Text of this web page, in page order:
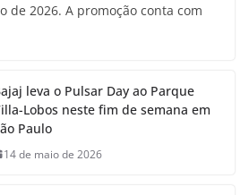
de 2026. A promoção conta com
leva o Pulsar Day ao Parque
Lobos neste fim de semana em
Paulo
14 de maio de 2026